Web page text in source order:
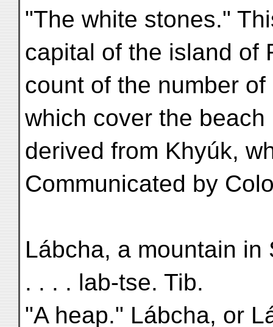
"The white stones."
capital of the island of
count of the number
which cover the
derived from Khyúk,
Communicated by
Lábcha, a mountain in
. . . . lab-tse. Tib.
"A heap." Lábcha, or